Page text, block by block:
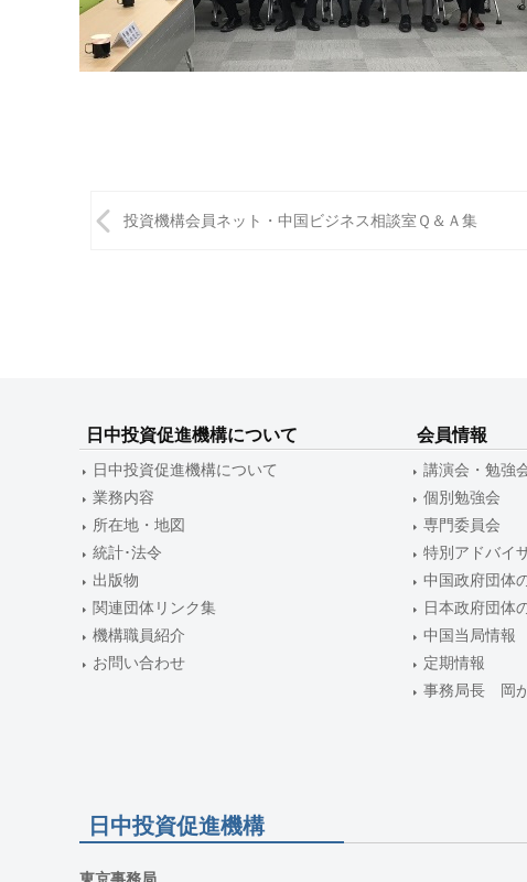
投
シ
ョ
ン
投資機構会員ネット・中国ビジネス相談室Ｑ＆Ａ集
日中投資促進機構について
日中投資促進機構について
業務内容
所在地・地図
統計･法令
出版物
関連団体リンク集
機構職員紹介
お問い合わせ
会員情報
講演会・勉強
個別勉強会
専門委員会
特別アドバイ
中国政府団体
日本政府団体
中国当局情報
定期情報
事務局長 岡
日中投資促進機構